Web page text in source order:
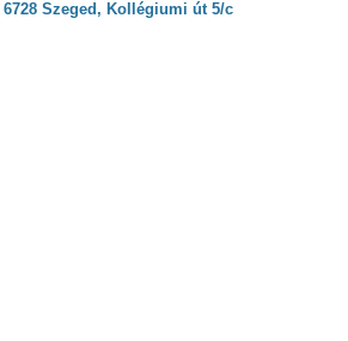
Szeged, Kollégiumi út 5/c